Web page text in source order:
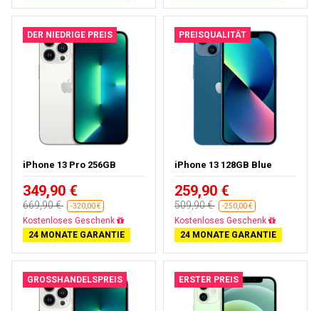
DER NIEDRIGE PREIS
iPhone 13 Pro 256GB
349,90 €
669,90 € -320,00 €
Kostenloses Geschenk
24 MONATE GARANTIE
PREISQUALITÄT
iPhone 13 128GB Blue
259,90 €
509,90 € -250,00 €
Kostenloses Geschenk
24 MONATE GARANTIE
GROSSHANDELSPREIS ERSTER PREIS